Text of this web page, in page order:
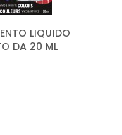
LIQUIDO
DA 20 ML